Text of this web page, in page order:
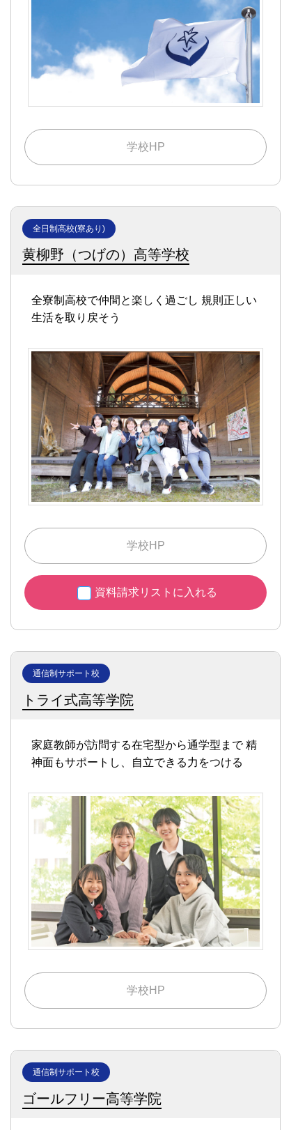
学校HP
全日制高校(寮あり)
黄柳野（つげの）高等学校
全寮制高校で仲間と楽しく過ごし 規則正しい
生活を取り戻そう
学校HP
資料請求リストに入れる
通信制サポート校
トライ式高等学院
家庭教師が訪問する在宅型から通学型まで精
神面もサポートし、自立できる力をつける
学校HP
通信制サポート校
ゴールフリー高等学院